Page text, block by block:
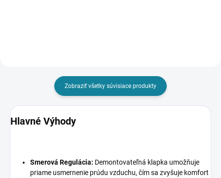
Zobraziť všetky súvisiace produkty
Hlavné Výhody
Smerová Regulácia: Demontovateľná klapka umožňuje
priame usmernenie prúdu vzduchu, čím sa zvyšuje komfort